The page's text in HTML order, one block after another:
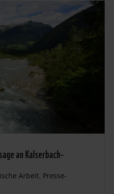
an Kalserbach-
Arbeit, Presse-